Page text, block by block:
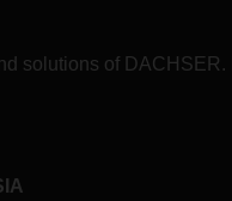
A
cumprimento
solutions of